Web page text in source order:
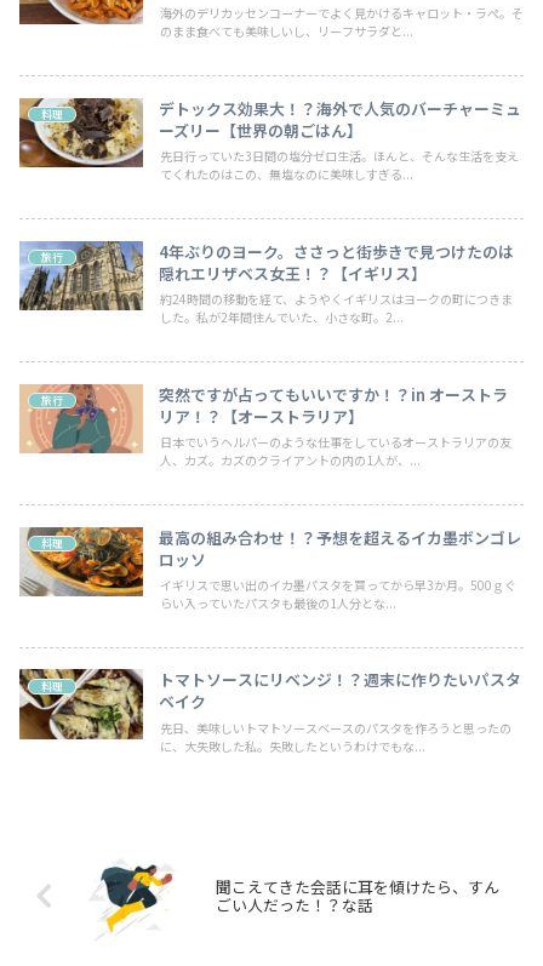
海外のデリカッセンコーナーでよく見かけるキャロット・ラぺ。そ
のまま食べても美味しいし、リーフサラダと...
料理
デトックス効果大！？海外で人気のバーチャーミュ
ーズリー【世界の朝ごはん】
先日行っていた3日間の塩分ゼロ生活。ほんと、そんな生活を支え
てくれたのはこの、無塩なのに美味しすぎる...
旅行
4年ぶりのヨーク。ささっと街歩きで見つけたのは
隠れエリザベス女王！？【イギリス】
約24時間の移動を経て、ようやくイギリスはヨークの町につきま
した。私が2年間住んでいた、小さな町。2...
旅行
突然ですが占ってもいいですか！？in オーストラ
リア！？【オーストラリア】
日本でいうヘルパーのような仕事をしているオーストラリアの友
人、カズ。カズのクライアントの内の1人が、...
料理
最高の組み合わせ！？予想を超えるイカ墨ボンゴレ
ロッソ
イギリスで思い出のイカ墨パスタを買ってから早3か月。500ｇぐ
らい入っていたパスタも最後の1人分とな...
料理
トマトソースにリベンジ！？週末に作りたいパスタ
ベイク
先日、美味しいトマトソースベースのパスタを作ろうと思ったの
に、大失敗した私。失敗したというわけでもな...
聞こえてきた会話に耳を傾けたら、すん
ごい人だった！？な話